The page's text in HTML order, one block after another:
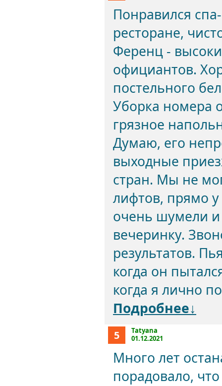
Понравился
ресторане,
Ференц -
официантов.
постельного
Уборка номера
грязное
Думаю, его
выходные
стран. Мы не
лифтов, прямо
очень шумели и
вечеринку.
результатов.
когда он
когда я лично
Подробнее↓
5
Tatyana
01.12.2021
Много лет
порадовало,